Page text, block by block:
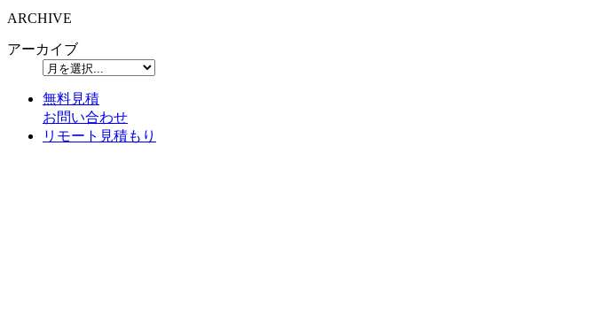
ARCHIVE
アーカイブ
無料見積
お問い合わせ
リモート見積もり